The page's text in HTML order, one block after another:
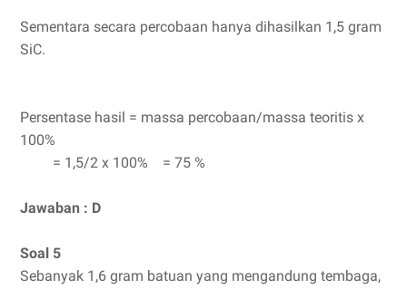
Sementara secara percobaan hanya dihasilkan 1,5 gram
SiC.
Persentase hasil = massa percobaan/massa teoritis x
100%
= 1,5/2 x 100% = 75 %
Jawaban : D
Soal 5
Sebanyak 1,6 gram batuan yang mengandung tembaga,